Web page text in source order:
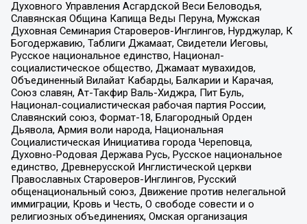
Духовного Управления Асгардской Веси Беловодья,
Славянская Община Капища Веды Перуна, Мужская
Духовная Семинария Староверов-Инглингов, Нурджулар, К
Богодержавию, Таблиги Джамаат, Свидетели Иеговы,
Русское национальное единство, Национал-
социалистическое общество, Джамаат мувахидов,
Объединенный Вилайат Кабарды, Балкарии и Карачая,
Союз славян, Ат-Такфир Валь-Хиджра, Пит Буль,
Национал-социалистическая рабочая партия России,
Славянский союз, Формат-18, Благородный Орден
Дьявола, Армия воли народа, Национальная
Социалистическая Инициатива города Череповца,
Духовно-Родовая Держава Русь, Русское национальное
единство, Древнерусской Инглистической церкви
Православных Староверов-Инглингов, Русский
общенациональный союз, Движение против нелегальной
иммиграции, Кровь и Честь, О свободе совести и о
религиозных объединениях, Омская организация